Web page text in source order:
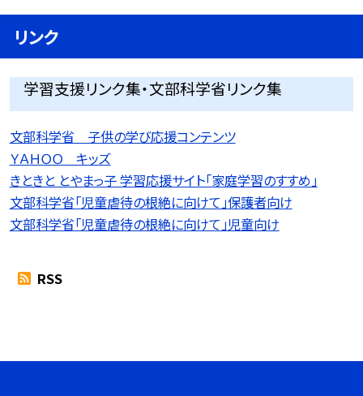
リンク
学習支援リンク集・文部科学省リンク集
文部科学省 子供の学び応援コンテンツ
ＹＡＨＯＯ キッズ
きときと とやまっ子 学習応援サイト「家庭学習のすすめ」
文部科学省「児童虐待の根絶に向けて」保護者向け
文部科学省「児童虐待の根絶に向けて」児童向け
RSS